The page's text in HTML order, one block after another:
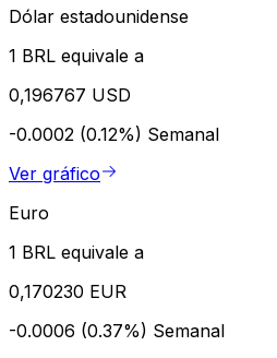
Dólar estadounidense
1 BRL equivale a
0,196767 USD
-0.0002 (0.12%) Semanal
Ver gráfico
Euro
1 BRL equivale a
0,170230 EUR
-0.0006 (0.37%) Semanal